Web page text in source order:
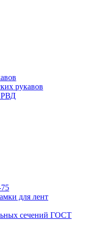
рукавов
РВД
для лент
сечений ГОСТ